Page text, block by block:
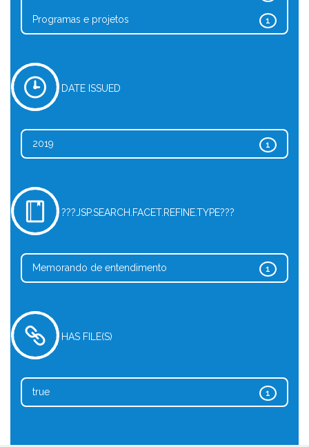
1
Programas e projetos
DATE ISSUED
1
2019
???JSP.SEARCH.FACET.REFINE.TYPE???
1
Memorando de entendimento
HAS FILE(S)
1
true